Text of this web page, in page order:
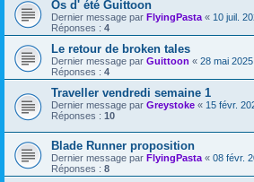
Os d' été Guittoon
Dernier message par FlyingPasta« 10 juil.
Réponses : 4
Le retour de broken tales
Dernier message par Guittoon « 28 mai
Réponses : 4
Traveller vendredi semaine 1
Dernier message par Greystoke « 15 févr.
Réponses : 10
Blade Runner proposition
Dernier message par FlyingPasta « 08 févr.
Réponses : 8